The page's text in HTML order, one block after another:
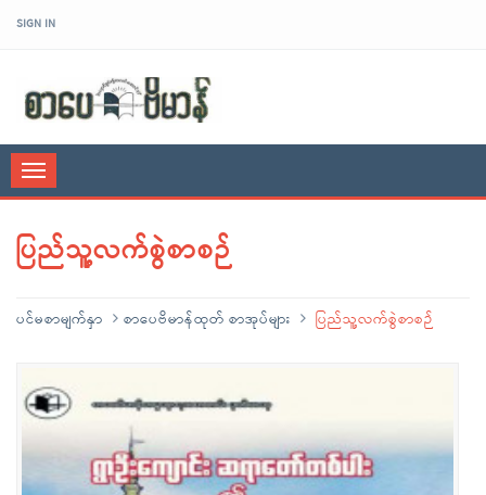
SIGN IN
Toggle
navigation
ပြည်သူ့လက်စွဲစာစဉ်
ပင်မစာမျက်နှာ စာပေဗိမာန်ထုတ် စာအုပ်များ ပြည်သူ့လက်စွဲစာစဉ်